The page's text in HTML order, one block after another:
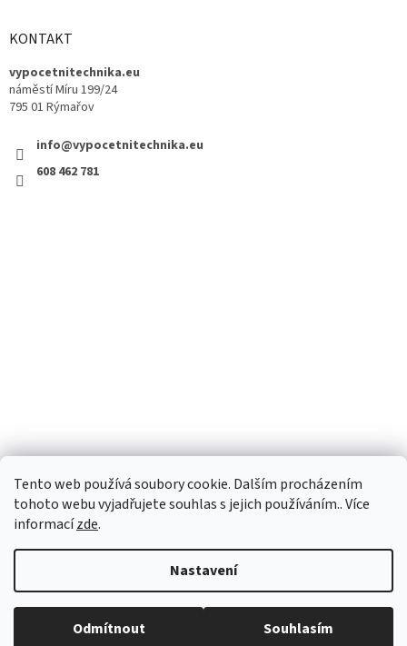
Tento web používá soubory cookie. Dalším procházením
tohoto webu vyjadřujete souhlas s jejich používáním.. Více
informacízde.
Nastavení
Odmítnout Souhlasím
KONTAKT
vypocetnitechnika.eu
náměstí Míru 199/24
795 01 Rýmařov
info@vypocetnitechnika.eu
608 462 781
Copyright 2026vypocetnitechnika.eu. Všechna práva vyhrazena.
Upravit nastavení cookies